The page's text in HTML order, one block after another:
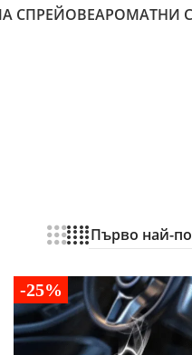
СПРЕЙОВЕАРОМАТНИ
-25%